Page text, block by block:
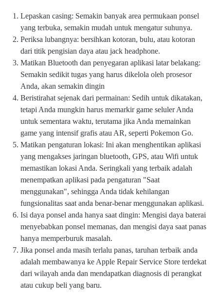
Lepaskan casing: Semakin banyak area permukaan ponsel
yang terbuka, semakin mudah untuk mengatur suhunya.
Periksa lubangnya: bersihkan kotoran, bulu, atau kotoran
dari titik pengisian daya atau jack headphone.
Matikan Bluetooth dan penyegaran aplikasi latar belakang:
Semakin sedikit tugas yang harus dikelola oleh prosesor
Anda, akan semakin dingin
Beristirahat sejenak dari permainan: Sedih untuk dikatakan,
tetapi Anda mungkin harus memarkir game seluler Anda
untuk sementara waktu, terutama jika Anda memainkan
game yang intensif grafis atau AR, seperti Pokemon Go.
Matikan pengaturan lokasi: Ini akan menghentikan aplikasi
yang mengakses jaringan bluetooth, GPS, atau Wifi untuk
memastikan lokasi Anda. Seringkali yang terbaik adalah
menempatkan aplikasi pada pengaturan "Saat
menggunakan", sehingga Anda tidak kehilangan
fungsionalitas saat anda benar-benar menggunakan aplikasi.
Isi daya ponsel anda hanya saat dingin: Mengisi daya baterai
menyebabkan ponsel memanas, dan mengisi daya saat panas
hanya memperburuk masalah.
Jika ponsel anda masih terlalu panas, taruhan terbaik anda
adalah membawanya ke Apple Repair Service Store terdekat
dari wilayah anda dan mendapatkan diagnosis di perangkat
atau cukup beli yang baru.